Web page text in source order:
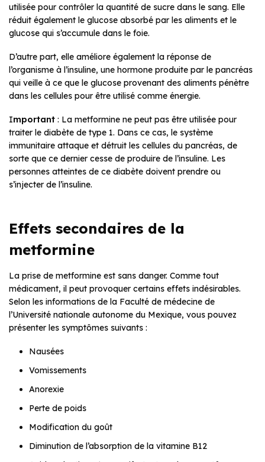
utilisée pour contrôler la quantité de sucre dans le sang. Elle
réduit également le glucose absorbé par les aliments et le
glucose qui s’accumule dans le foie.
D’autre part, elle améliore également la réponse de
l’organisme à l’insuline, une hormone produite par le pancréas
qui veille à ce que le glucose provenant des aliments pénètre
dans les cellules pour être utilisé comme énergie.
Important : La metformine ne peut pas être utilisée pour
traiter le diabète de type 1. Dans ce cas, le système
immunitaire attaque et détruit les cellules du pancréas, de
sorte que ce dernier cesse de produire de l’insuline. Les
personnes atteintes de ce diabète doivent prendre ou
s’injecter de l’insuline.
Effets secondaires de la
metformine
La prise de metformine est sans danger. Comme tout
médicament, il peut provoquer certains effets indésirables.
Selon les informations de la Faculté de médecine de
l’Université nationale autonome du Mexique, vous pouvez
présenter les symptômes suivants :
Nausées
Vomissements
Anorexie
Perte de poids
Modification du goût
Diminution de l’absorption de la vitamine B12